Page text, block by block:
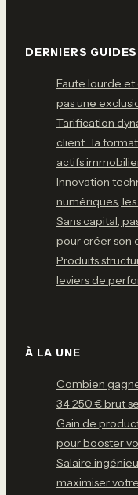
DERNIERS GUIDES
Faute lourde et
pas une
Tarification
client : la
actifs
Innovation
numériques,
Sans capital,
pour créer son
Produits
leviers de
À LA UNE
Combien
34 250 € brut
Gain de
pour booster
Salaire
maximiser